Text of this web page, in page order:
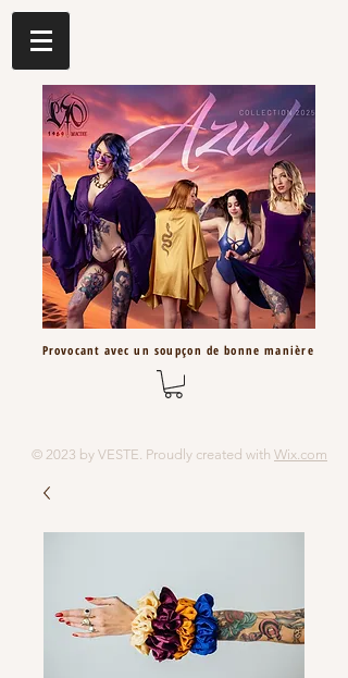
Provocant avec un soupçon de bonne manière
© 2023 by VESTE. Proudly created with Wix.com